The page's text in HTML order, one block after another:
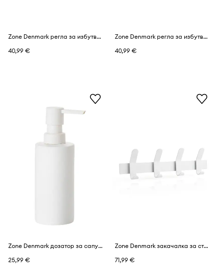
Zone Denmark регла за избутване на вода за баня от силикон
40,99 €
Zone Denmark регла за избутване на вода за баня от силикон
40,99 €
Zone Denmark дозатор за сапун от порцелан
25,99 €
Zone Denmark закачалка за стена от прахово боядисана стомана
71,99 €